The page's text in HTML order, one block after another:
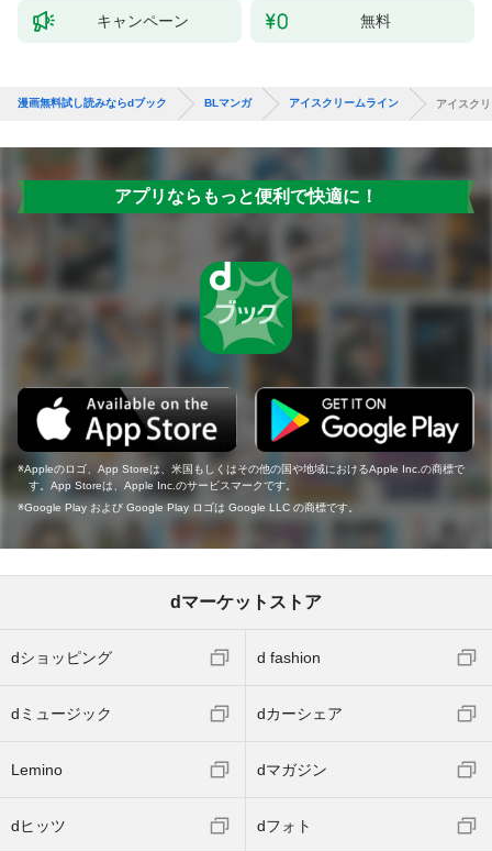
キャンペーン 無料
漫画無料試し読みならdブック BLマンガ アイスクリームライン アイスク
アプリならもっと便利で快適に！
Appleのロゴ、App Storeは、米国もしくはその他の国や地域におけるApple Inc.の商標で
す。App Storeは、Apple Inc.のサービスマークです。
Google Play および Google Play ロゴは Google LLC の商標です。
dマーケットストア
dショッピング d fashion
dミュージック dカーシェア
Lemino dマガジン
dヒッツ dフォト